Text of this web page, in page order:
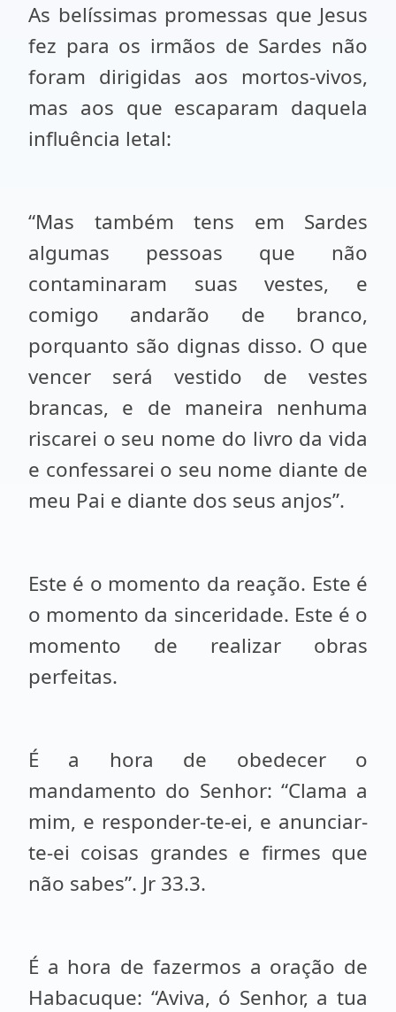
As belíssimas promessas que Jesus
fez para os irmãos de Sardes não
foram dirigidas aos mortos-vivos,
mas aos que escaparam daquela
influência letal:
“Mas também tens em Sardes
algumas pessoas que não
contaminaram suas vestes, e
comigo andarão de branco,
porquanto são dignas disso. O que
vencer será vestido de vestes
brancas, e de maneira nenhuma
riscarei o seu nome do livro da vida
e confessarei o seu nome diante de
meu Pai e diante dos seus anjos”.
Este é o momento da reação. Este é
o momento da sinceridade. Este é o
momento de realizar obras
perfeitas.
É a hora de obedecer o
mandamento do Senhor: “Clama a
mim, e responder-te-ei, e anunciar-
te-ei coisas grandes e firmes que
não sabes”. Jr 33.3.
É a hora de fazermos a oração de
Habacuque: “Aviva, ó Senhor, a tua